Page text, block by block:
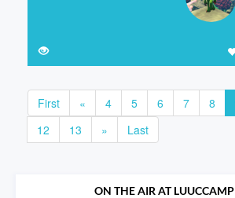
First « 4 5 6 7 8
12
13 » Last
ON THE AIR AT